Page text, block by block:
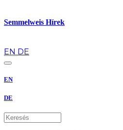
Semmelweis Hírek
EN DE
EN
DE